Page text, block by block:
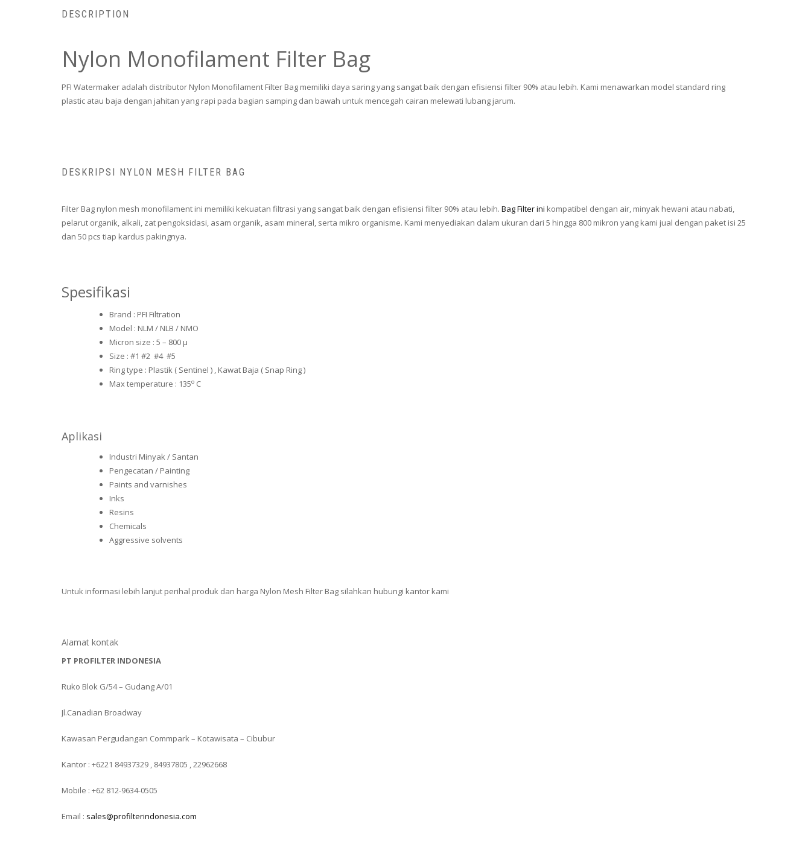
DESCRIPTION
Nylon Monofilament Filter Bag
PFI Watermaker adalah distributor Nylon Monofilament Filter Bag memiliki daya saring yang sangat baik dengan efisiensi filter 90% atau lebih. Kami menawarkan model standard ring
plastic atau baja dengan jahitan yang rapi pada bagian samping dan bawah untuk mencegah cairan melewati lubang jarum.
DESKRIPSI NYLON MESH FILTER BAG
Filter Bag nylon mesh monofilament ini memiliki kekuatan filtrasi yang sangat baik dengan efisiensi filter 90% atau lebih. Bag Filter ini kompatibel dengan air, minyak hewani atau nabati,
pelarut organik, alkali, zat pengoksidasi, asam organik, asam mineral, serta mikro organisme. Kami menyediakan dalam ukuran dari 5 hingga 800 mikron yang kami jual dengan paket isi 25
dan 50 pcs tiap kardus pakingnya.
Spesifikasi
Brand : PFI Filtration
Model : NLM / NLB / NMO
Micron size : 5 – 800 µ
Size : #1 #2 #4 #5
Ring type : Plastik ( Sentinel ) , Kawat Baja ( Snap Ring )
Max temperature : 135o C
Aplikasi
Industri Minyak / Santan
Pengecatan / Painting
Paints and varnishes
Inks
Resins
Chemicals
Aggressive solvents
Untuk informasi lebih lanjut perihal produk dan harga Nylon Mesh Filter Bag silahkan hubungi kantor kami
Alamat kontak
PT PROFILTER INDONESIA
Ruko Blok G/54 – Gudang A/01
Jl.Canadian Broadway
Kawasan Pergudangan Commpark – Kotawisata – Cibubur
Kantor : +6221 84937329 , 84937805 , 22962668
Mobile : +62 812-9634-0505
Email : sales@profilterindonesia.com